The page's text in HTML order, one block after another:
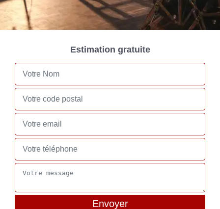
Estimation gratuite